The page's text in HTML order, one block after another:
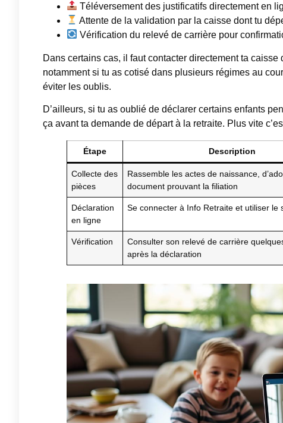
Téléversement des justificatifs directement en
Attente de la validation par la caisse dont tu
Vérification du relevé de carrière pour
Dans certains cas, il faut contacter directement ta
notamment si tu as cotisé dans plusieurs régimes au
éviter les oublis.
D’ailleurs, si tu as oublié de déclarer certains enfants
ça avant ta demande de départ à la retraite. Plus vite
Étape Description
Collecte des
pièces
Rassemble les actes de naissance,
document prouvant la filiation
Déclaration
en ligne
Se connecter à Info Retraite et utiliser le
Vérification
Consulter son relevé de carrière
après la déclaration